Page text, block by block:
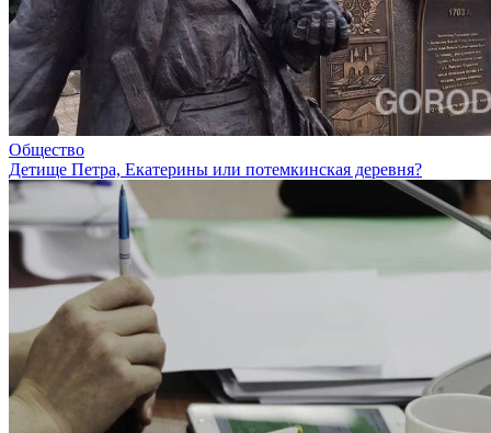
Общество
Детище Петра, Екатерины или потемкинская деревня?